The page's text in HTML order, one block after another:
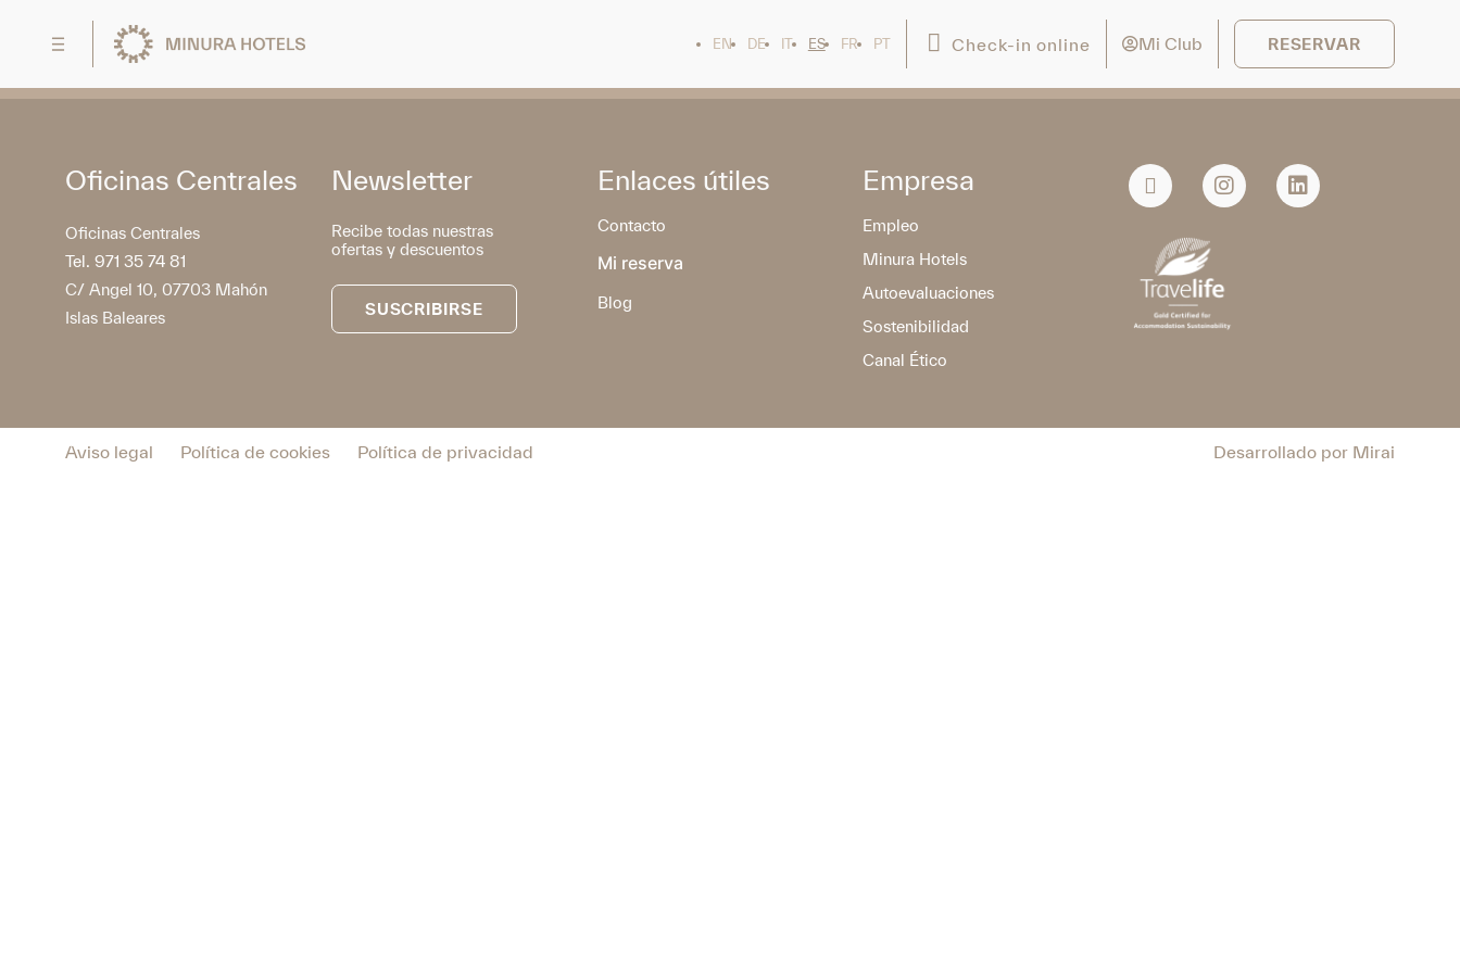
EN DE IT ES FR PT Check-in online Mi Club RESERVAR
Oficinas Centrales
Oficinas Centrales
Tel. 971 35 74 81
C/ Angel 10, 07703 Mahón
Islas Baleares
Newsletter
Recibe todas nuestras
ofertas y descuentos
SUSCRIBIRSE
Enlaces útiles
Contacto
Mi reserva
Blog
Empresa
Empleo
Minura Hotels
Autoevaluaciones
Sostenibilidad
Canal Ético
Aviso legal Política de cookies Política de privacidad Desarrollado por Mirai